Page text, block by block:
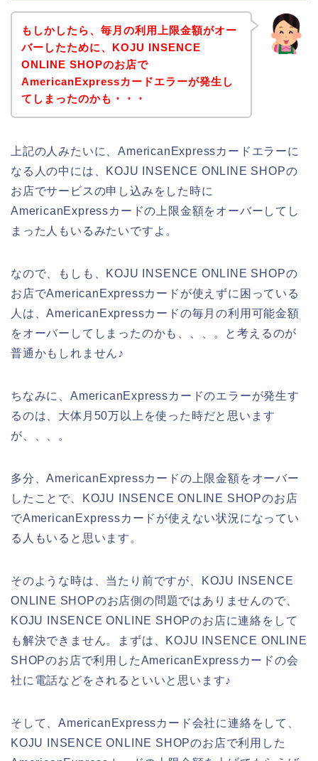
もしかしたら、毎月の利用上限金額がオー
バーしたために、KOJU INSENCE
ONLINE SHOPのお店で
AmericanExpressカードエラーが発生し
てしまったのかも・・・
上記の人みたいに、AmericanExpressカードエラーに
なる人の中には、KOJU INSENCE ONLINE SHOPの
お店でサービスの申し込みをした時に
AmericanExpressカードの上限金額をオーバーしてし
まった人もいるみたいですよ。
なので、もしも、KOJU INSENCE ONLINE SHOPの
お店でAmericanExpressカードが使えずに困っている
人は、AmericanExpressカードの毎月の利用可能金額
をオーバーしてしまったのかも、、、。と考えるのが
普通かもしれません♪
ちなみに、AmericanExpressカードのエラーが発生す
るのは、大体月50万以上を使った時だと思います
が、、、。
多分、AmericanExpressカードの上限金額をオーバー
したことで、KOJU INSENCE ONLINE SHOPのお店
でAmericanExpressカードが使えない状況になってい
る人もいると思います。
そのような時は、当たり前ですが、KOJU INSENCE
ONLINE SHOPのお店側の問題ではありませんので、
KOJU INSENCE ONLINE SHOPのお店に連絡をして
も解決できません。まずは、KOJU INSENCE ONLINE
SHOPのお店で利用したAmericanExpressカードの会
社に電話などをされるといいと思います♪
そして、AmericanExpressカード会社に連絡をして、
KOJU INSENCE ONLINE SHOPのお店で利用した